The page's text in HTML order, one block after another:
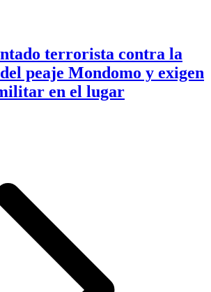
terrorista contra la
peaje Mondomo y exigen
en el lugar